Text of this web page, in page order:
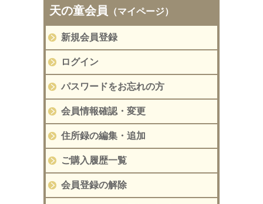
天の童会員 （マイページ）
新規会員登録
ログイン
パスワードをお忘れの方
会員情報確認・変更
住所録の編集・追加
ご購入履歴一覧
会員登録の解除